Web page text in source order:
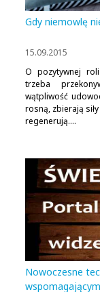
Gdy niemowlę
15.09.2015
O pozytywnej
trzeba
wątpliwość
rosną, zbierają
regenerują....
Nowoczesne